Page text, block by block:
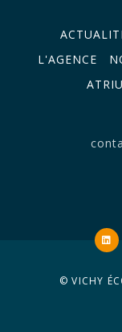
L'AGENCE
© VICHY